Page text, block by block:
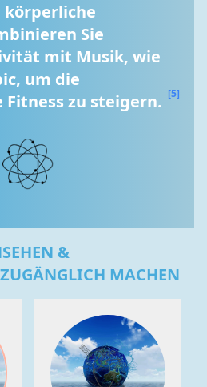
körperliche
Sie
mit Musik, wie
um die
zu steigern. [5]
&
MACHEN